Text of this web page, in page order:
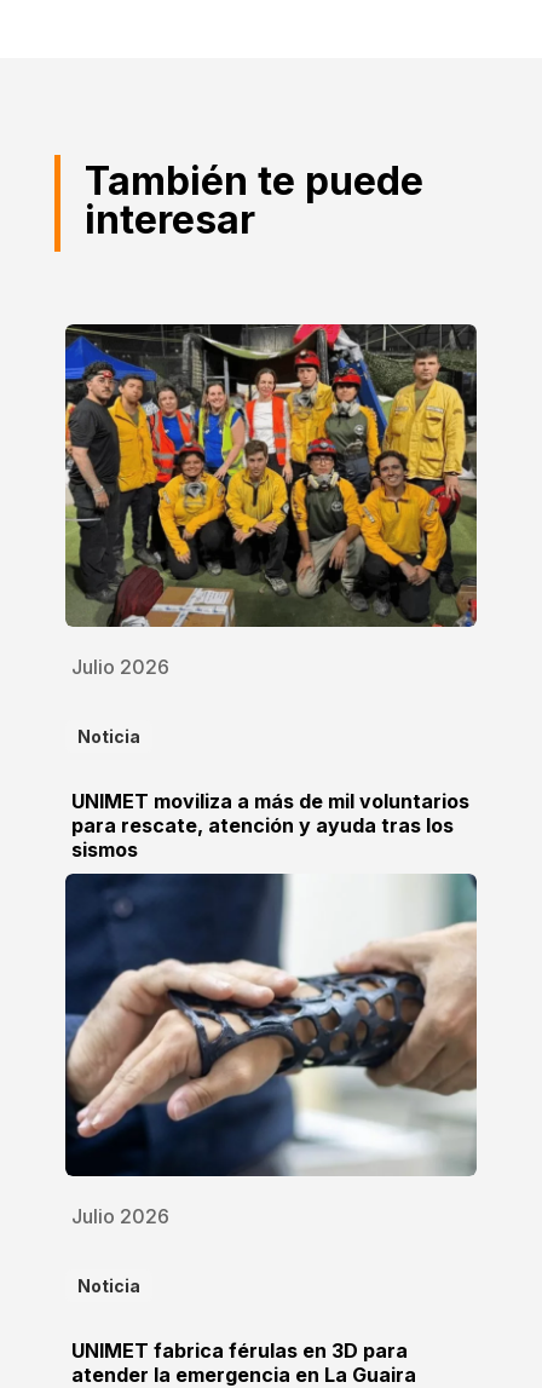
También te puede
interesar
Julio 2026
Noticia
UNIMET moviliza a más de mil voluntarios
para rescate, atención y ayuda tras los
sismos
Julio 2026
Noticia
UNIMET fabrica férulas en 3D para
atender la emergencia en La Guaira